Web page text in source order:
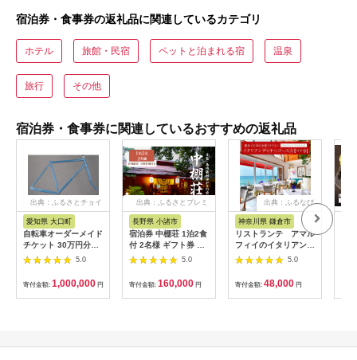
宿泊券・食事券の返礼品に関連しているカテゴリ
ホテル 旅館・民宿 ペットと泊まれる宿 温泉
旅行 その他
宿泊券・食事券に関連しているおすすめの返礼品
出典：ふるさとチョイ
ス
愛知県 大口町
自転車オーダーメイド
チケット 30万円分
【1360365】
5.0
寄付金額: 1,000,000 円
出典：ふるさとプレミ
アム
長野県 小諸市
宿泊券 中棚荘 1泊2食
付 2名様 ギフト券 チ
ケット 券 宿泊 旅行
5.0
寄付金額: 160,000 円
出典：ふるなび
神奈川県 鎌倉市
リストランテ アマル
フィイのイタリアンデ
ィナーコースA ペア
5.0
寄付金額: 48,000 円